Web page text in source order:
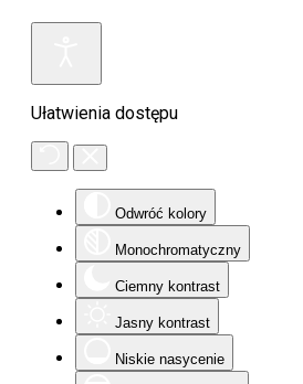
Ułatwienia dostępu
Odwróć kolory
Monochromatyczny
Ciemny kontrast
Jasny kontrast
Niskie nasycenie